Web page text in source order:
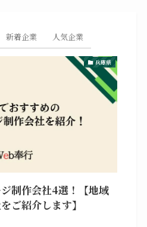
新着企業 人気企業
兵庫県
制作会社4選！【地域
ご紹介します】